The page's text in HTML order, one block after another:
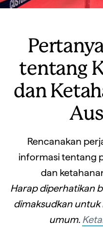
tentang
dan
Rencanakan
informasi tentang
dan
Harap diperhatikan
dimaksudkan
umum.